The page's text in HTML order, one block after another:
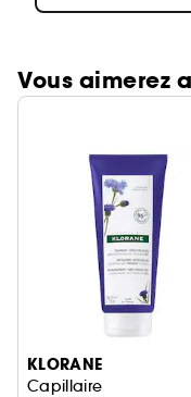
Vous aimerez
Ignorer le carrousel
KLORANE
Capillaire